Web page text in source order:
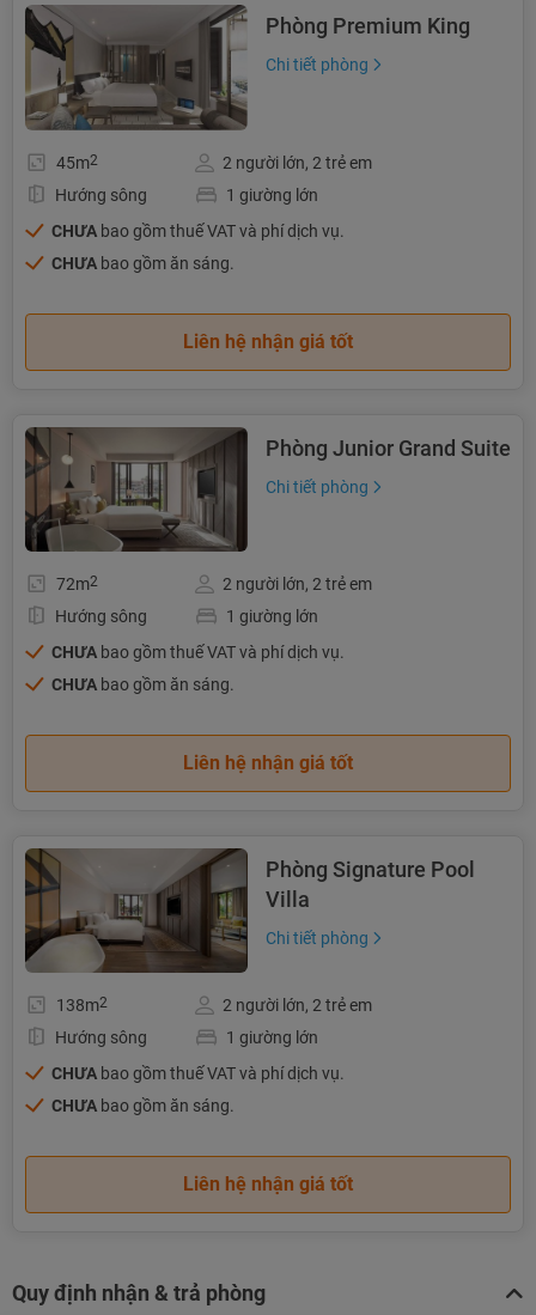
Phòng Premium King
Chi tiết phòng
45m2
2 người lớn, 2 trẻ em
Hướng sông
1 giường lớn
CHƯA bao gồm thuế VAT và phí dịch vụ.
CHƯA bao gồm ăn sáng.
Liên hệ nhận giá tốt
Phòng Junior Grand Suite
Chi tiết phòng
72m2
2 người lớn, 2 trẻ em
Hướng sông
1 giường lớn
CHƯA bao gồm thuế VAT và phí dịch vụ.
CHƯA bao gồm ăn sáng.
Liên hệ nhận giá tốt
Phòng Signature Pool
Villa
Chi tiết phòng
138m2
2 người lớn, 2 trẻ em
Hướng sông
1 giường lớn
CHƯA bao gồm thuế VAT và phí dịch vụ.
CHƯA bao gồm ăn sáng.
Liên hệ nhận giá tốt
Quy định nhận & trả phòng